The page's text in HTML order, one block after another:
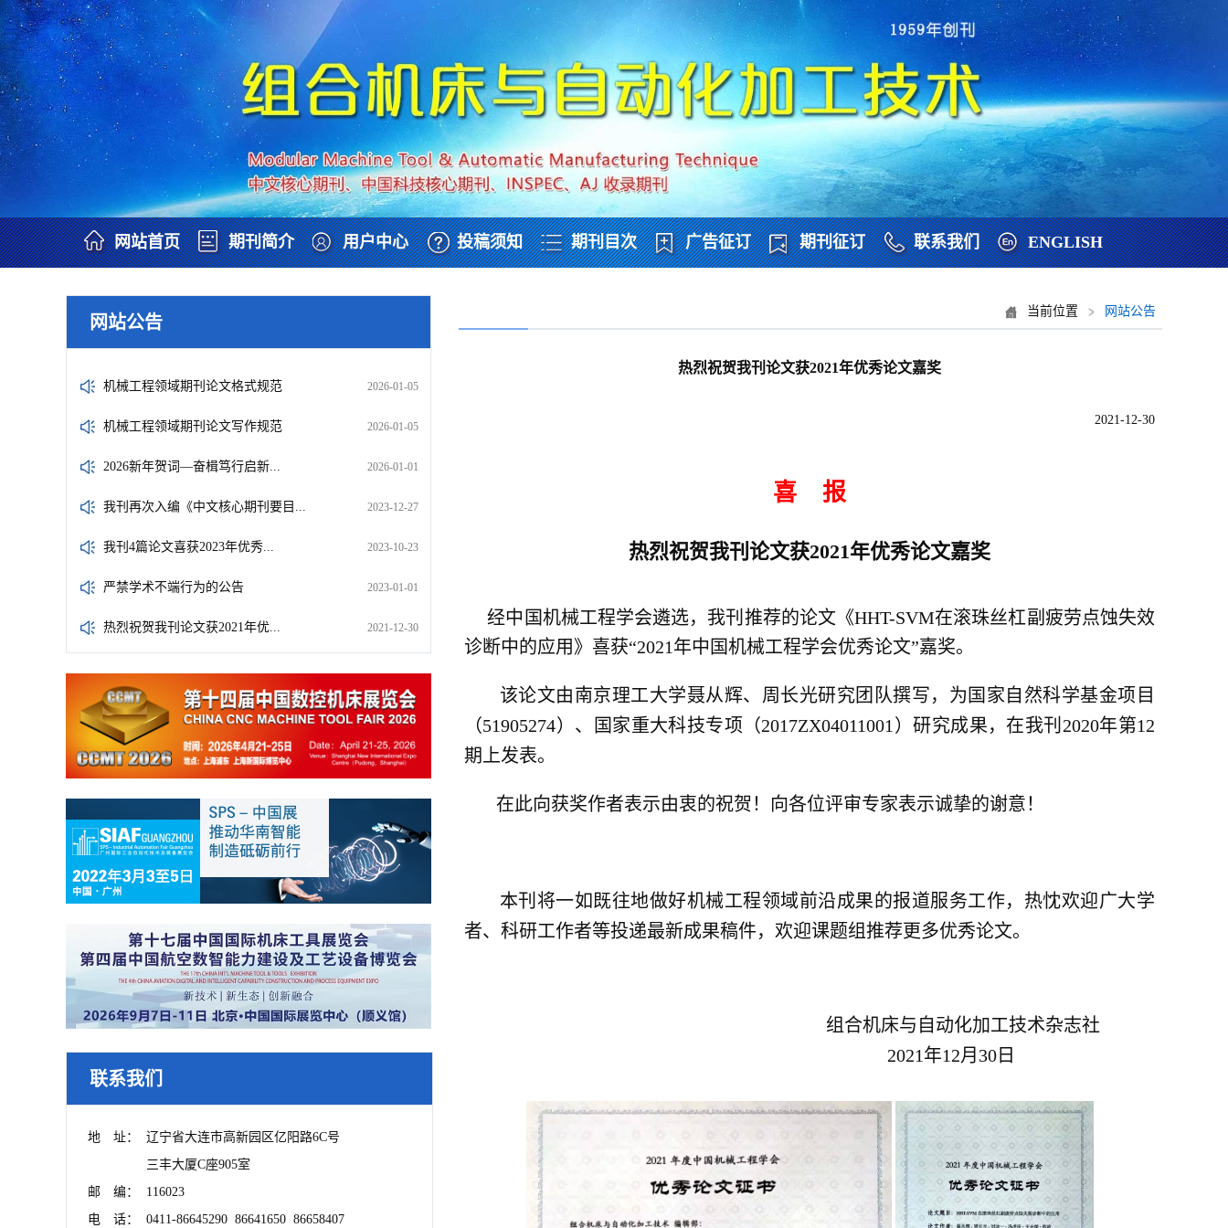
网站首页 期刊简介 用户中心 投稿须知 期刊目次 广告征订 期刊征订 联系我们 ENGLISH
网站公告
机械工程领域期刊论文格式规范 2026-01-05
机械工程领域期刊论文写作规范 2026-01-05
2026新年贺词—奋楫笃行启新... 2026-01-01
我刊再次入编《中文核心期刊要目... 2023-12-27
我刊4篇论文喜获2023年优秀... 2023-10-23
严禁学术不端行为的公告 2023-01-01
热烈祝贺我刊论文获2021年优... 2021-12-30
联系我们
地　址：	辽宁省大连市高新园区亿阳路6C号
邮　编：	116023
电　话：	0411-86645290  86641650  86658407
当前位置 网站公告
热烈祝贺我刊论文获2021年优秀论文嘉奖
2021-12-30
喜 报
热烈祝贺我刊论文获2021年优秀论文嘉奖
经中国机械工程学会遴选，我刊推荐的论文《HHT-SVM在滚珠丝杠副疲劳点蚀失效
诊断中的应用》喜获“2021年中国机械工程学会优秀论文”嘉奖。
该论文由南京理工大学聂从辉、周长光研究团队撰写，为国家自然科学基金项目
（51905274）、国家重大科技专项（2017ZX04011001）研究成果，在我刊2020年第12
期上发表。
在此向获奖作者表示由衷的祝贺！向各位评审专家表示诚挚的谢意！
本刊将一如既往地做好机械工程领域前沿成果的报道服务工作，热忱欢迎广大学
者、科研工作者等投递最新成果稿件，欢迎课题组推荐更多优秀论文。
组合机床与自动化加工技术杂志社
2021年12月30日